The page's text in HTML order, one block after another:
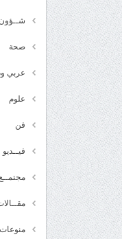
شــؤون
صحة
عربي
علوم
فن
فيــديو
منوعات